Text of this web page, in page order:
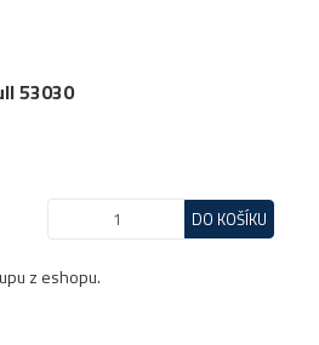
53030
DO KOŠÍKU
z eshopu.